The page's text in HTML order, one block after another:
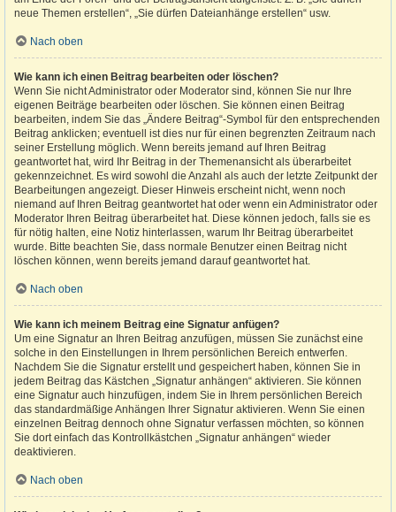
neue Themen erstellen“, „Sie dürfen Dateianhänge erstellen“ usw.
Nach oben
Wie kann ich einen Beitrag bearbeiten oder löschen?
Wenn Sie nicht Administrator oder Moderator sind, können Sie nur Ihre
eigenen Beiträge bearbeiten oder löschen. Sie können einen Beitrag
bearbeiten, indem Sie das „Ändere Beitrag“-Symbol für den entsprechenden
Beitrag anklicken; eventuell ist dies nur für einen begrenzten Zeitraum nach
seiner Erstellung möglich. Wenn bereits jemand auf Ihren Beitrag
geantwortet hat, wird Ihr Beitrag in der Themenansicht als überarbeitet
gekennzeichnet. Es wird sowohl die Anzahl als auch der letzte Zeitpunkt der
Bearbeitungen angezeigt. Dieser Hinweis erscheint nicht, wenn noch
niemand auf Ihren Beitrag geantwortet hat oder wenn ein Administrator oder
Moderator Ihren Beitrag überarbeitet hat. Diese können jedoch, falls sie es
für nötig halten, eine Notiz hinterlassen, warum Ihr Beitrag überarbeitet
wurde. Bitte beachten Sie, dass normale Benutzer einen Beitrag nicht
löschen können, wenn bereits jemand darauf geantwortet hat.
Nach oben
Wie kann ich meinem Beitrag eine Signatur anfügen?
Um eine Signatur an Ihren Beitrag anzufügen, müssen Sie zunächst eine
solche in den Einstellungen in Ihrem persönlichen Bereich entwerfen.
Nachdem Sie die Signatur erstellt und gespeichert haben, können Sie in
jedem Beitrag das Kästchen „Signatur anhängen“ aktivieren. Sie können
eine Signatur auch hinzufügen, indem Sie in Ihrem persönlichen Bereich
das standardmäßige Anhängen Ihrer Signatur aktivieren. Wenn Sie einen
einzelnen Beitrag dennoch ohne Signatur verfassen möchten, so können
Sie dort einfach das Kontrollkästchen „Signatur anhängen“ wieder
deaktivieren.
Nach oben